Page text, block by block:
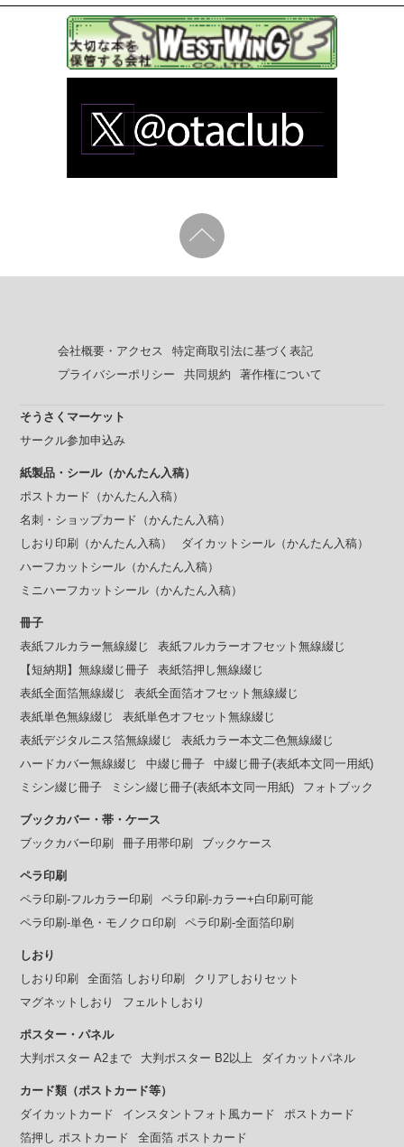
会社概要・アクセス
特定商取引法に基づく表記
プライバシーポリシー
共同規約 著作権について
そうさくマーケット
サークル参加申込み
紙製品・シール（かんたん入稿）
ポストカード（かんたん入稿）
名刺・ショップカード（かんたん入稿）
しおり印刷（かんたん入稿）
ダイカットシール（かんたん入稿）
ハーフカットシール（かんたん入稿）
ミニハーフカットシール（かんたん入稿）
冊子
表紙フルカラー無線綴じ
表紙フルカラーオフセット無線綴じ
【短納期】無線綴じ冊子
表紙箔押し無線綴じ
表紙全面箔無線綴じ
表紙全面箔オフセット無線綴じ
表紙単色無線綴じ
表紙単色オフセット無線綴じ
表紙デジタルニス箔無線綴じ
表紙カラー本文二色無線綴じ
ハードカバー無線綴じ
中綴じ冊子
中綴じ冊子(表紙本文同一用紙)
ミシン綴じ冊子
ミシン綴じ冊子(表紙本文同一用紙) フォトブック
ブックカバー・帯・ケース
ブックカバー印刷
冊子用帯印刷 ブックケース
ペラ印刷
ペラ印刷-フルカラー印刷
ペラ印刷-カラー+白印刷可能
ペラ印刷-単色・モノクロ印刷
ペラ印刷-全面箔印刷
しおり
しおり印刷
全面箔 しおり印刷
クリアしおりセット
マグネットしおり
フェルトしおり
ポスター・パネル
大判ポスター A2まで
大判ポスター B2以上 ダイカットパネル
カード類（ポストカード等）
ダイカットカード
インスタントフォト風カード
ポストカード
箔押し ポストカード
全面箔 ポストカード